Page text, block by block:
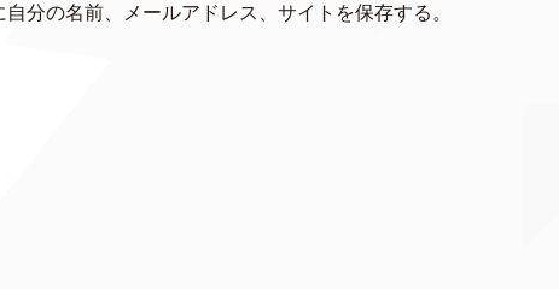
分の名前、メールアドレス、サイトを保存する。